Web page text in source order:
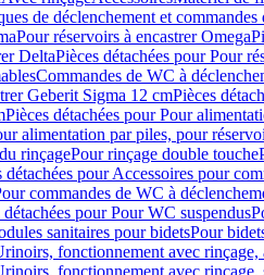
de déclenchement et commandes
Pour réservoirs à encastrer Omega
DeltaPièces détachées pour Pour
Commandes de WC à
Geberit Sigma 12 cmPièces
Pièces détachées pour Pour
alimentation par piles, pour
rinçagePour rinçage double touche
détachées pour Accessoires pour
commandes de WC à
détachées pour Pour WC suspendus
sanitaires pour bidetsPour
fonctionnement avec
fonctionnement avec rinçage,